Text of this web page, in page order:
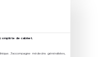
de cabinet.
J'accompagne médecins généralistes,